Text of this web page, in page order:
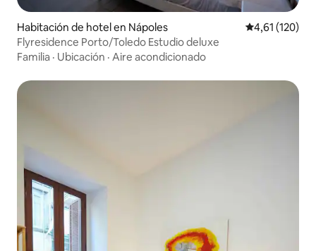
Habitación de hotel en Nápoles Calificación
4,61 (120)
Flyresidence Porto/Toledo Estudio deluxe
Familia · Ubicación · Aire acondicionado